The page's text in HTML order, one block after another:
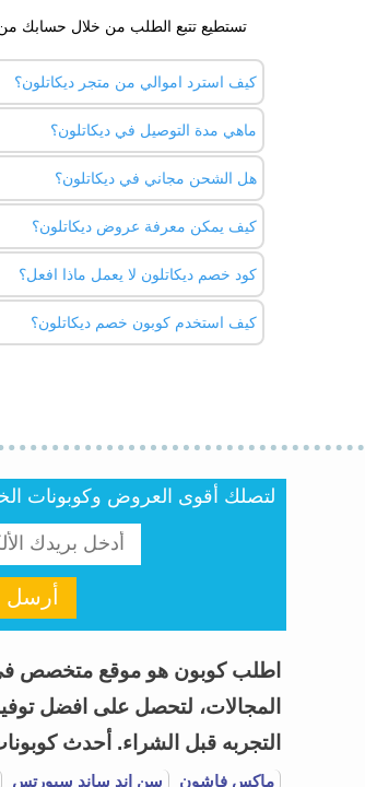
تستطيع تتبع الطلب من خلال حسابك من
كيف استرد اموالي من متجر ديكاتلون؟
تستخدم او تفتح.
ماهي مدة التوصيل في ديكاتلون؟
يتم التوصيل من 1 ل3 ايام كحد اقصي في مصر.
هل الشحن مجاني في ديكاتلون؟
نعم، للطلبات فوق 2000 جنيه.
كيف يمكن معرفة عروض ديكاتلون؟
عليك ان تطلع علي عروض ديكاتلون
كود الخصم، وستجد الكوبونات محدثة
كود خصم ديكاتلون لا يعمل ماذا افعل؟
تأكد ان الكود الذي اخترته يعمل داخل
كيف استخدم كوبون خصم ديكاتلون؟
ادخل علي موقع ديكاتلون، وحدد
بلصق الكوبون في الخانة المخصصة
لتصلك أقوى العروض وكوبونات
أرسل
المجالات، لتحصل على افضل
التجربه قبل الشراء. أحدث
ماكس فاشون
سن اند ساند سبورتس